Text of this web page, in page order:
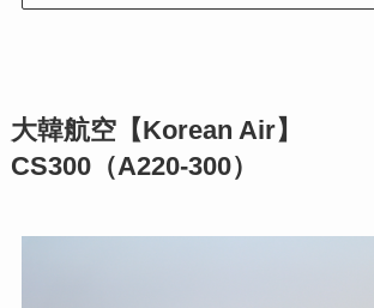
大韓航空【Korean Air】
CS300（A220-300）